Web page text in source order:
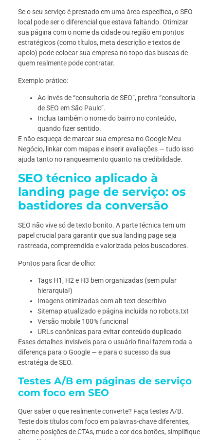
Se o seu serviço é prestado em uma área específica, o SEO
local pode ser o diferencial que estava faltando. Otimizar
sua página com o nome da cidade ou região em pontos
estratégicos (como títulos, meta descrição e textos de
apoio) pode colocar sua empresa no topo das buscas de
quem realmente pode contratar.
Exemplo prático:
Ao invés de “consultoria de SEO”, prefira “consultoria
de SEO em São Paulo”.
Inclua também o nome do bairro no conteúdo,
quando fizer sentido.
E não esqueça de marcar sua empresa no Google Meu
Negócio, linkar com mapas e inserir avaliações — tudo isso
ajuda tanto no ranqueamento quanto na credibilidade.
SEO técnico aplicado à
landing page de serviço: os
bastidores da conversão
SEO não vive só de texto bonito. A parte técnica tem um
papel crucial para garantir que sua landing page seja
rastreada, compreendida e valorizada pelos buscadores.
Pontos para ficar de olho:
Tags H1, H2 e H3 bem organizadas (sem pular
hierarquia!)
Imagens otimizadas com alt text descritivo
Sitemap atualizado e página incluída no robots.txt
Versão mobile 100% funcional
URLs canônicas para evitar conteúdo duplicado
Esses detalhes invisíveis para o usuário final fazem toda a
diferença para o Google — e para o sucesso da sua
estratégia de SEO.
Testes A/B em páginas de serviço
com foco em SEO
Quer saber o que realmente converte? Faça testes A/B.
Teste dois títulos com foco em palavras-chave diferentes,
alterne posições de CTAs, mude a cor dos botões, simplifique